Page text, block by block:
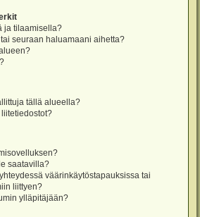
ja tilaamisella?
seuraan haluamaani aihetta?
tällä alueella?
saatavilla?
väärinkäytöstapauksissa tai
liittyen?
ylläpitäjään?